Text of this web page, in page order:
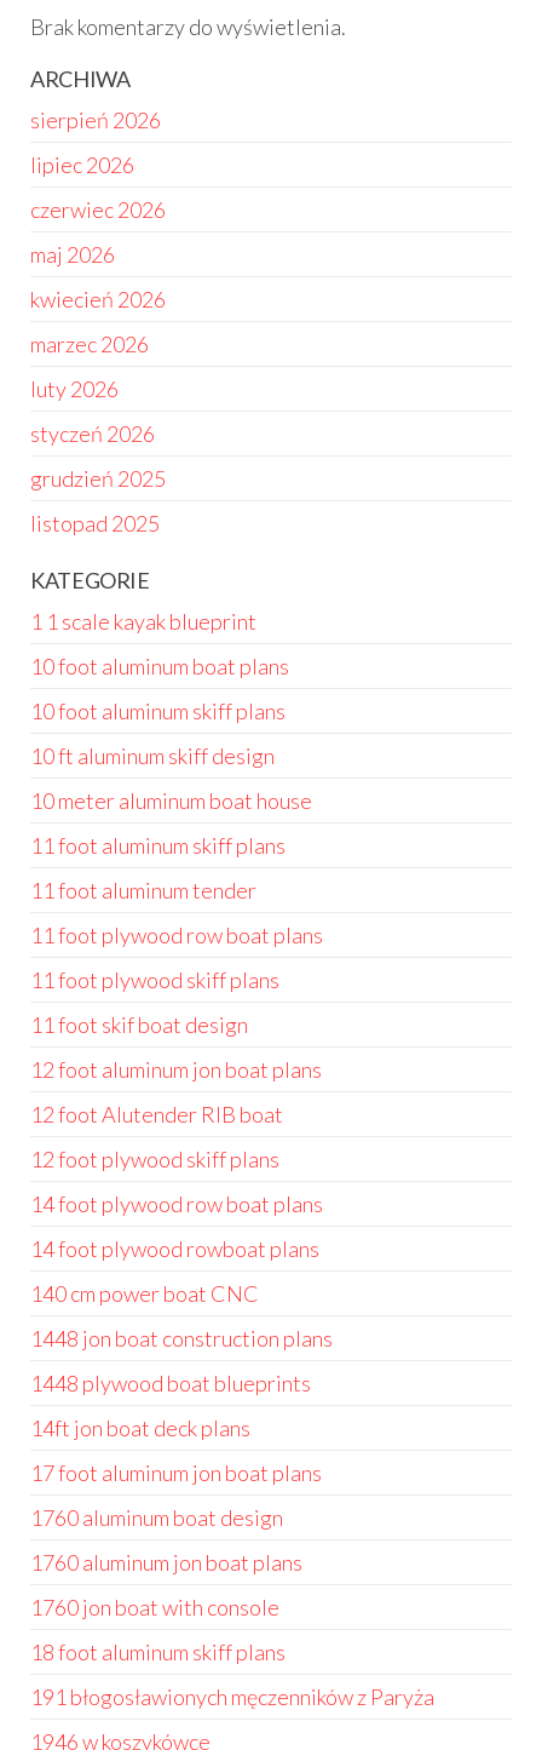
Brak komentarzy do wyświetlenia.
ARCHIWA
sierpień 2026
lipiec 2026
czerwiec 2026
maj 2026
kwiecień 2026
marzec 2026
luty 2026
styczeń 2026
grudzień 2025
listopad 2025
KATEGORIE
1 1 scale kayak blueprint
10 foot aluminum boat plans
10 foot aluminum skiff plans
10 ft aluminum skiff design
10 meter aluminum boat house
11 foot aluminum skiff plans
11 foot aluminum tender
11 foot plywood row boat plans
11 foot plywood skiff plans
11 foot skif boat design
12 foot aluminum jon boat plans
12 foot Alutender RIB boat
12 foot plywood skiff plans
14 foot plywood row boat plans
14 foot plywood rowboat plans
140 cm power boat CNC
1448 jon boat construction plans
1448 plywood boat blueprints
14ft jon boat deck plans
17 foot aluminum jon boat plans
1760 aluminum boat design
1760 aluminum jon boat plans
1760 jon boat with console
18 foot aluminum skiff plans
191 błogosławionych męczenników z Paryża
1946 w koszykówce